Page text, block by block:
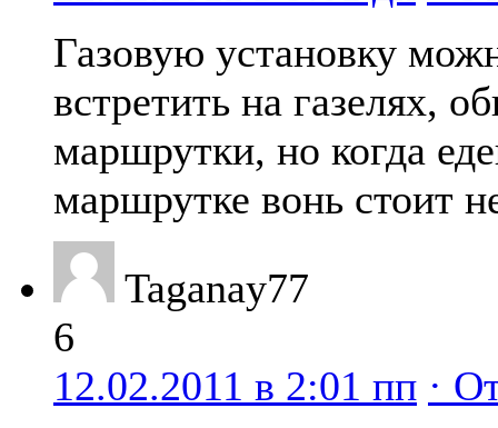
Газовую установку
встретить на газелях,
маршрутки, но когда
маршрутке вонь стоит
Taganay77
6
12.02.2011 в 2:01 пп ·